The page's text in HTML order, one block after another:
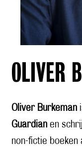
OLIVER
Oliver Burkeman
Guardian en
non-fictie boeken